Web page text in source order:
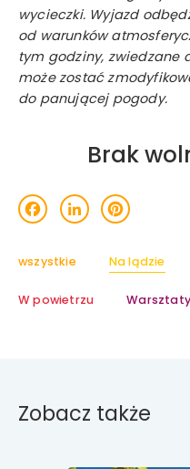
wycieczki. Wyjazd
od warunków
tym godziny, zwiedzane
może zostać
do panującej pogody.
Brak
LinkedInPinterest
wszystkie Na lądzie
W powietrzu Warsztaty
Zobacz także